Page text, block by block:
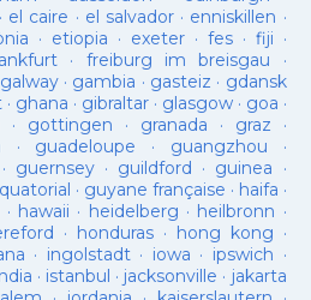
· el caire · el salvador · enniskillen ·
· etiopia · exeter· fes· fiji ·
· freiburg im breisgau ·
galway· gambia · gasteiz · gdansk
· ghana · gibraltar· glasgow· goa ·
· gottingen · granada · graz ·
· guadeloupe · guangzhou ·
· guernsey· guildford · guinea ·
· guyane française · haifa ·
· hawaii · heidelberg · heilbronn ·
· honduras· hong kong ·
· ingolstadt· iowa · ipswich ·
· istanbul · jacksonville · jakarta